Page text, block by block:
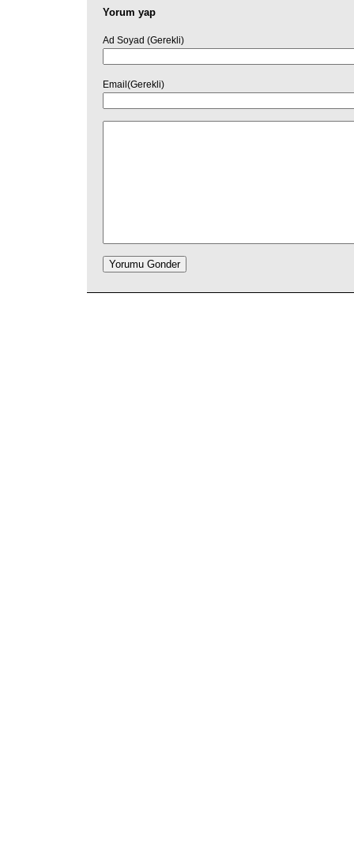
Yorum yap
Ad Soyad (Gerekli)
Email(Gerekli)